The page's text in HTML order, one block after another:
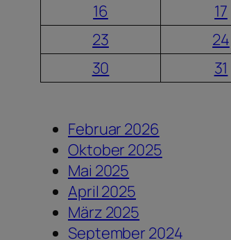
16
17
23
24
30
31
Februar 2026
Oktober 2025
Mai 2025
April 2025
März 2025
September 2024